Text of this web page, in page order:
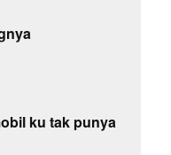
ku tak punya